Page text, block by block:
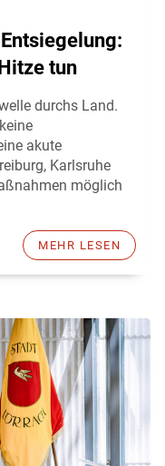
tun
durchs Land.
akute
Karlsruhe
möglich
MEHR LESEN